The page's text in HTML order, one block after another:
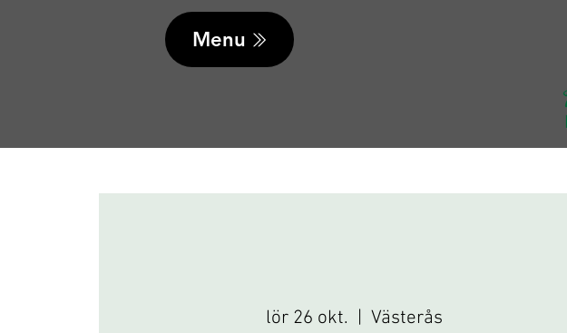
Menu
lör 26 okt.
  |
Västerås